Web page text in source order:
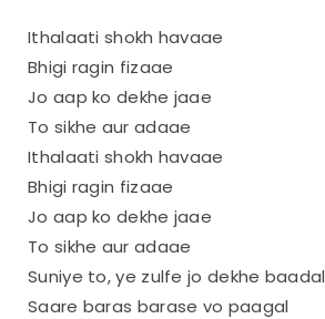
Ithalaati shokh havaae
Bhigi ragin fizaae
Jo aap ko dekhe jaae
To sikhe aur adaae
Ithalaati shokh havaae
Bhigi ragin fizaae
Jo aap ko dekhe jaae
To sikhe aur adaae
Suniye to, ye zulfe jo dekhe baadal
Saare baras barase vo paagal